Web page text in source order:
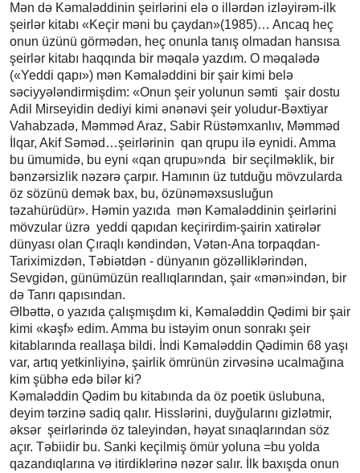
Mən də Kəmaləddinin şeirlərini elə o illərdən izləyirəm-ilk
şeirlər kitabı «Keçir məni bu çaydan»(1985)… Ancaq heç
onun üzünü görmədən, heç onunla tanış olmadan hansısa
şeirlər kitabı haqqında bir məqalə yazdım. O məqalədə
(«Yeddi qapı») mən Kəmaləddini bir şair kimi belə
səciyyələndirmişdim: «Onun şeir yolunun səmti şair dostu
Adil Mirseyidin dediyi kimi ənənəvi şeir yoludur-Bəxtiyar
Vahabzadə, Məmməd Araz, Sabir Rüstəmxanlıv, Məmməd
İlqar, Akif Səməd…şeirlərinin qan qrupu ilə eynidi. Amma
bu ümumidə, bu eyni «qan qrupu»nda bir seçilməklik, bir
bənzərsizlik nəzərə çarpır. Hamının üz tutduğu mövzularda
öz sözünü demək bax, bu, özünəməxsusluğun
təzahürüdür». Həmin yazıda mən Kəmaləddinin şeirlərini
mövzular üzrə yeddi qapıdan keçirirdim-şairin xatirələr
dünyası olan Çıraqlı kəndindən, Vətən-Ana torpaqdan-
Tariximizdən, Təbiətdən - dünyanın gözəlliklərindən,
Sevgidən, günümüzün reallıqlarından, şair «mən»indən, bir
də Tanrı qapısından.
Əlbəttə, o yazıda çalışmışdım ki, Kəmaləddin Qədimi bir şair
kimi «kəşf» edim. Amma bu istəyim onun sonrakı şeir
kitablarında reallaşa bildi. İndi Kəmaləddin Qədimin 68 yaşı
var, artıq yetkinliyinə, şairlik ömrünün zirvəsinə ucalmağına
kim şübhə edə bilər ki?
Kəmaləddin Qədim bu kitabında da öz poetik üslubuna,
deyim tərzinə sadiq qalır. Hisslərini, duyğularını gizlətmir,
əksər şeirlərində öz taleyindən, həyat sınaqlarından söz
açır. Təbiidir bu. Sanki keçilmiş ömür yoluna =bu yolda
qazandıqlarına və itirdiklərinə nəzər salır. İlk baxışda onun